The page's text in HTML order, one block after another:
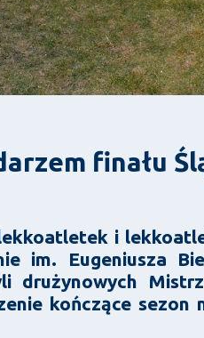
finału
i
im. Eugeniusza
drużynowych
kończące